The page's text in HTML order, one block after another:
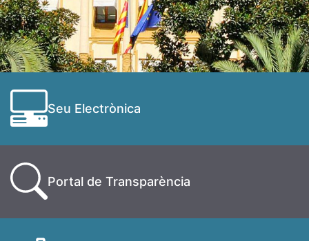
Seu Electrònica
Portal de Transparència